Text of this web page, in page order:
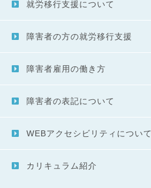
就労移行支援について
障害者の方の就労移行支援
障害者雇用の働き方
障害者の表記について
WEBアクセシビリティについて
カリキュラム紹介